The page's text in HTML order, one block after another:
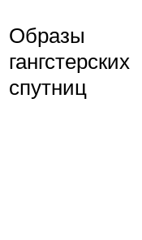
Образы
гангстерских
спутниц